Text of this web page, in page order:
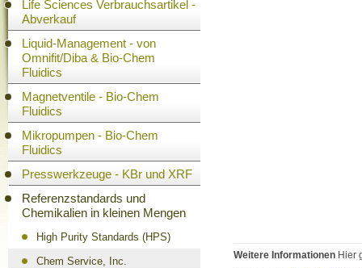
Life Sciences Verbrauchsartikel -
Abverkauf
Liquid-Management - von
Omnifit/Diba & Bio-Chem
Fluidics
Magnetventile - Bio-Chem
Fluidics
Mikropumpen - Bio-Chem
Fluidics
Presswerkzeuge - KBr und XRF
Referenzstandards und
Chemikalien in kleinen Mengen
High Purity Standards (HPS)
Chem Service, Inc.
Weitere Informationen Hier